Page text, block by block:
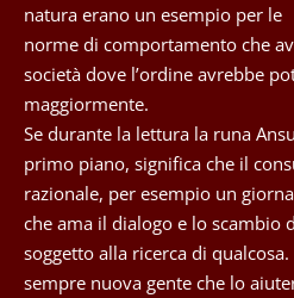
natura erano un esempio per le
norme di comportamento che
società dove l’ordine avrebbe
maggiormente.
Se durante la lettura la runa
primo piano, significa che il
razionale, per esempio un
che ama il dialogo e lo scambio
soggetto alla ricerca di
sempre nuova gente che lo